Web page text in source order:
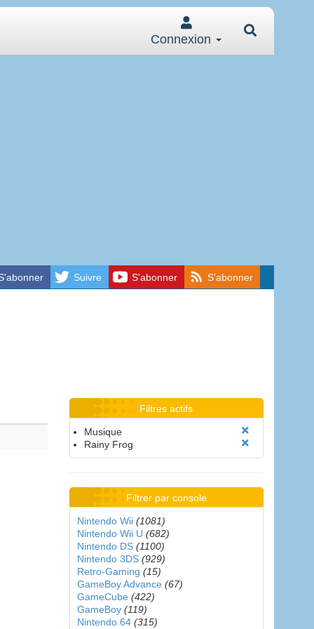
Connexion
Suivre S'abonner S'abonner
Filtres actifs
Musique
Rainy Frog
Filtrer par console
Nintendo Wii (1081)
Nintendo Wii U (682)
Nintendo DS (1100)
Nintendo 3DS (929)
Retro-Gaming (15)
GameBoy Advance (67)
GameCube (422)
GameBoy (119)
Nintendo 64 (315)